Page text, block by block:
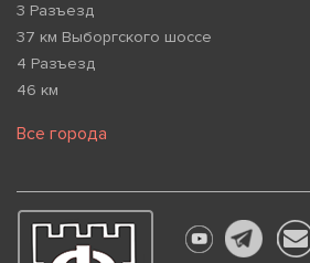
3 Разъезд
37 км Выборгского шоссе
4 Разъезд
46 км
Все города